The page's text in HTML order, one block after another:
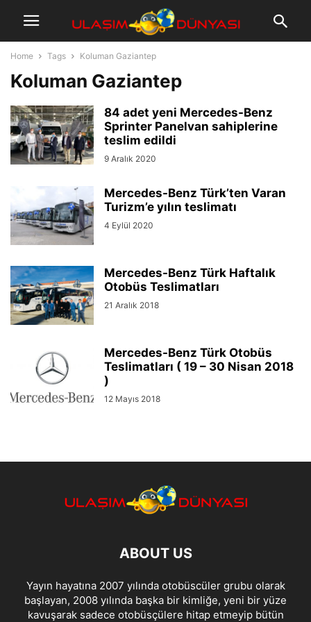
Home Tags Koluman Gaziantep
Koluman Gaziantep
84 adet yeni Mercedes-Benz
Sprinter Panelvan sahiplerine
teslim edildi
9 Aralık 2020
Mercedes-Benz Türk’ten Varan
Turizm’e yılın teslimatı
4 Eylül 2020
Mercedes-Benz Türk Haftalık
Otobüs Teslimatları
21 Aralık 2018
Mercedes-Benz Türk Otobüs
Teslimatları ( 19 – 30 Nisan 2018
)
12 Mayıs 2018
ABOUT US
Yayın hayatına 2007 yılında otobüscüler grubu olarak
başlayan, 2008 yılında başka bir kimliğe, yeni bir yüze
kavuşarak sadece otobüsçülere hitap etmeyip bütün